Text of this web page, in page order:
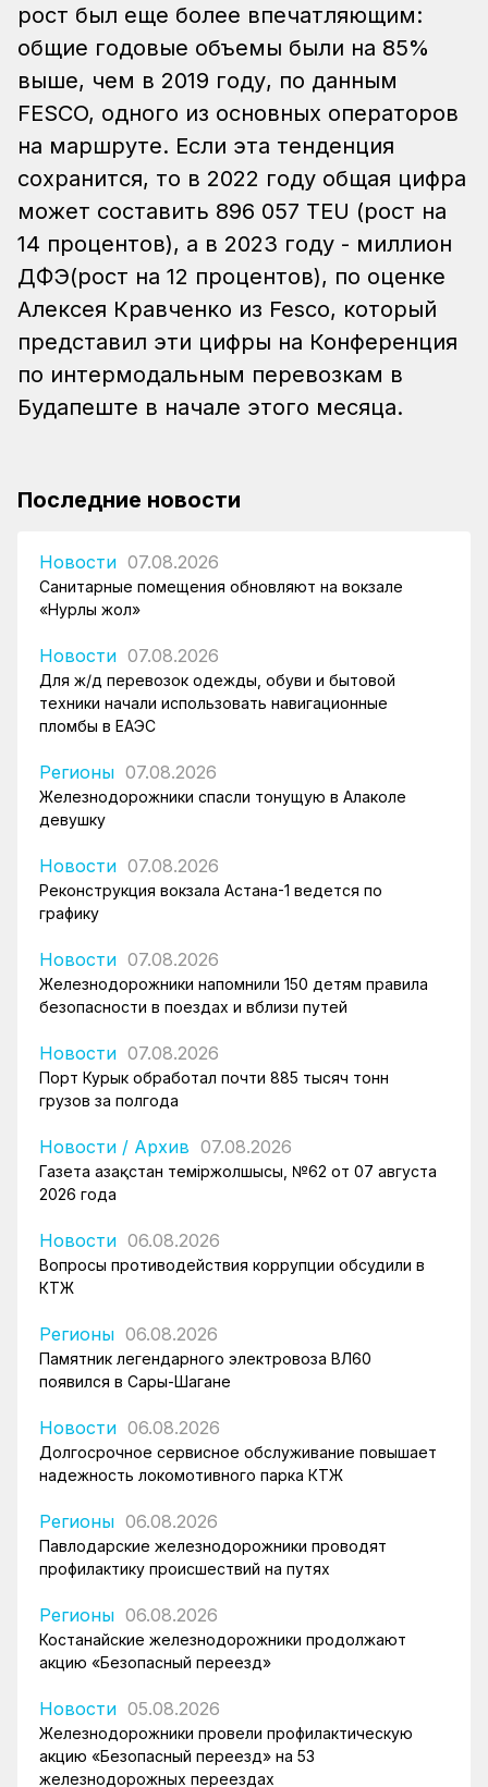
рост был еще более впечатляющим:
общие годовые объемы были на 85%
выше, чем в 2019 году, по данным
FESCO, одного из основных операторов
на маршруте. Если эта тенденция
сохранится, то в 2022 году общая цифра
может составить 896 057 TEU (рост на
14 процентов), а в 2023 году - миллион
ДФЭ(рост на 12 процентов), по оценке
Алексея Кравченко из Fesco, который
представил эти цифры на Конференция
по интермодальным перевозкам в
Будапеште в начале этого месяца.
Последние новости
Новости 07.08.2026
Санитарные помещения обновляют на вокзале
«Нурлы жол»
Новости 07.08.2026
Для ж/д перевозок одежды, обуви и бытовой
техники начали использовать навигационные
пломбы в ЕАЭС
Регионы 07.08.2026
Железнодорожники спасли тонущую в Алаколе
девушку
Новости 07.08.2026
Реконструкция вокзала Астана-1 ведется по
графику
Новости 07.08.2026
Железнодорожники напомнили 150 детям правила
безопасности в поездах и вблизи путей
Новости 07.08.2026
Порт Курык обработал почти 885 тысяч тонн
грузов за полгода
Новости / Архив 07.08.2026
Газета Қазақстан теміржолшысы, №62 от 07 августа
2026 года
Новости 06.08.2026
Вопросы противодействия коррупции обсудили в
КТЖ
Регионы 06.08.2026
Памятник легендарного электровоза ВЛ60
появился в Сары-Шагане
Новости 06.08.2026
Долгосрочное сервисное обслуживание повышает
надежность локомотивного парка КТЖ
Регионы 06.08.2026
Павлодарские железнодорожники проводят
профилактику происшествий на путях
Регионы 06.08.2026
Костанайские железнодорожники продолжают
акцию «Безопасный переезд»
Новости 05.08.2026
Железнодорожники провели профилактическую
акцию «Безопасный переезд» на 53
железнодорожных переездах